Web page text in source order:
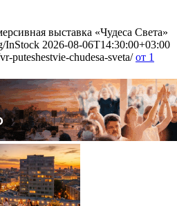
выставка «Чудеса Света»
InStock 2026-08-06T14:30:00+03:00
puteshestvie-chudesa-sveta/ от 1